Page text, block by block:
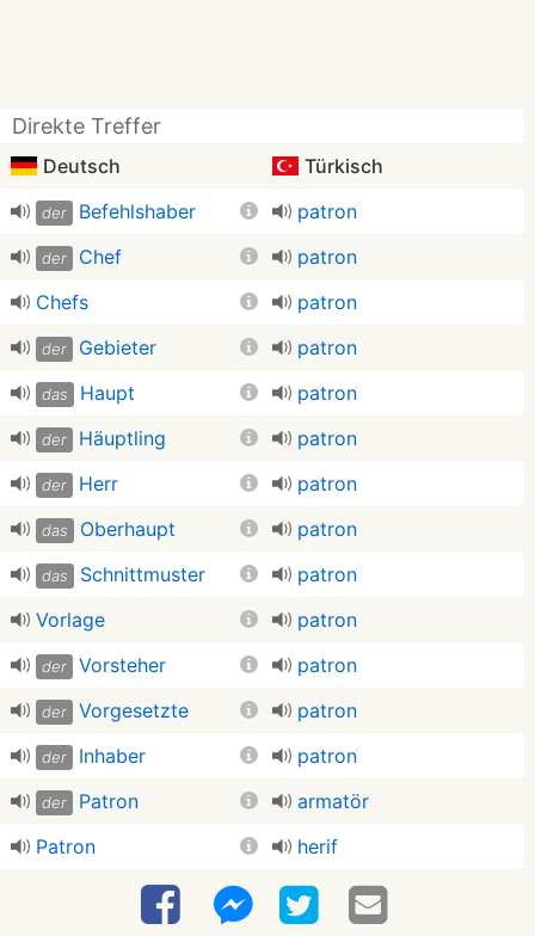
Direkte Treffer
Deutsch Türkisch
der Befehlshaber patron
der Chef
patron
Chefs
patron
der Gebieter patron
das Haupt patron
der Häuptling patron
der Herr patron
das Oberhaupt patron
das Schnittmuster
patron
Vorlage
patron
der Vorsteher patron
der Vorgesetzte patron
der Inhaber patron
der Patron
armatör
Patron
herif